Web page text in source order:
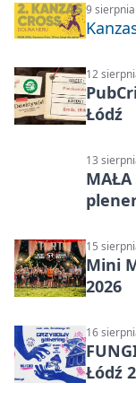
9
12
Łódź
13
15
Mini
2026
16
Łódź